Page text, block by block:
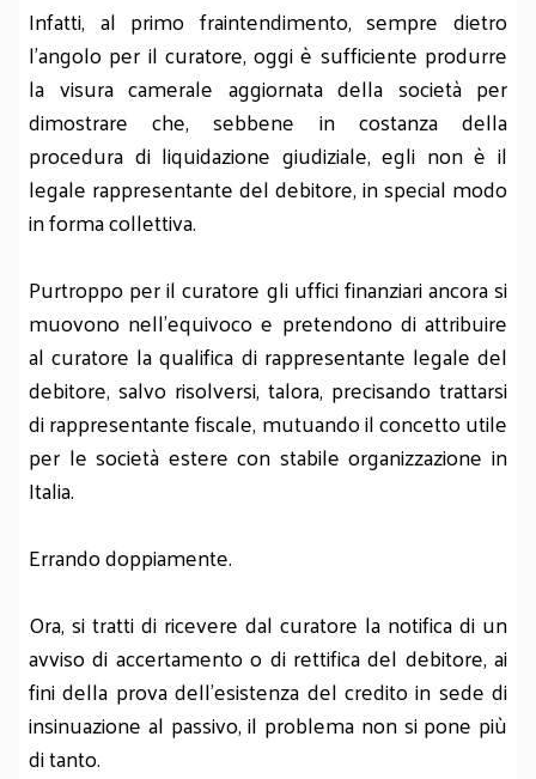
Infatti, al primo fraintendimento, sempre dietro
l’angolo per il curatore, oggi è sufficiente produrre
la visura camerale aggiornata della società per
dimostrare che, sebbene in costanza della
procedura di liquidazione giudiziale, egli non è il
legale rappresentante del debitore, in special modo
in forma collettiva.
Purtroppo per il curatore gli uffici finanziari ancora si
muovono nell’equivoco e pretendono di attribuire
al curatore la qualifica di rappresentante legale del
debitore, salvo risolversi, talora, precisando trattarsi
di rappresentante fiscale, mutuando il concetto utile
per le società estere con stabile organizzazione in
Italia.
Errando doppiamente.
Ora, si tratti di ricevere dal curatore la notifica di un
avviso di accertamento o di rettifica del debitore, ai
fini della prova dell’esistenza del credito in sede di
insinuazione al passivo, il problema non si pone più
di tanto.